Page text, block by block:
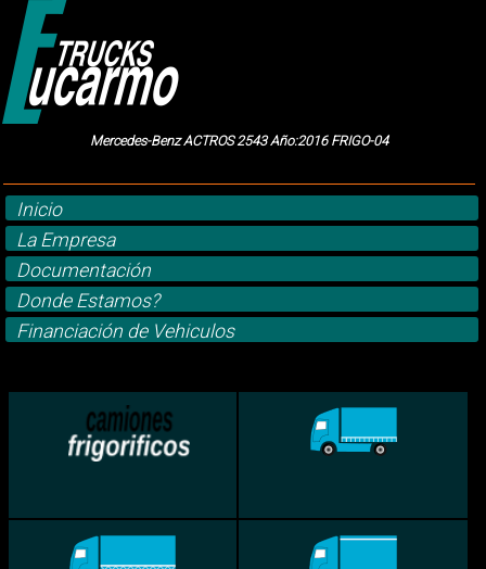
Mercedes-Benz ACTROS 2543 Año:2016 FRIGO-04
Inicio
La Empresa
Documentación
Donde Estamos?
Financiación de Vehiculos